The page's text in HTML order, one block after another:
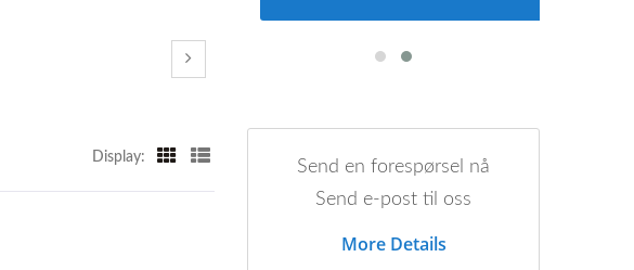
Display:
Send en forespørsel nå
Send e-post til oss
More Details